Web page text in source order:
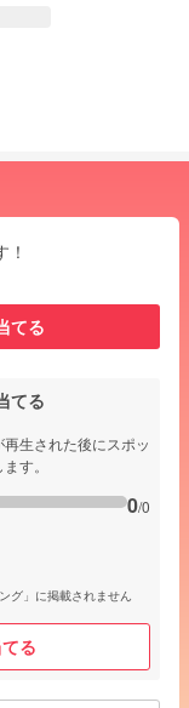
てる
てる
生された後にスポッ
す。
0/0
グ」に掲載されません
る